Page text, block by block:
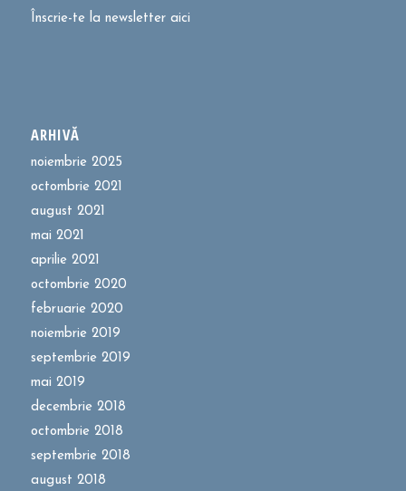
Înscrie-te la newsletter aici
ARHIVĂ
noiembrie 2025
octombrie 2021
august 2021
mai 2021
aprilie 2021
octombrie 2020
februarie 2020
noiembrie 2019
septembrie 2019
mai 2019
decembrie 2018
octombrie 2018
septembrie 2018
august 2018